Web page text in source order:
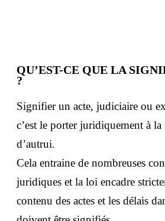
QU’EST-CE QUE LA
?
Signifier un acte, judiciaire ou
c’est le porter juridiquement à la
d’autrui.
Cela entraine de nombreuses
juridiques et la loi encadre
contenu des actes et les délais